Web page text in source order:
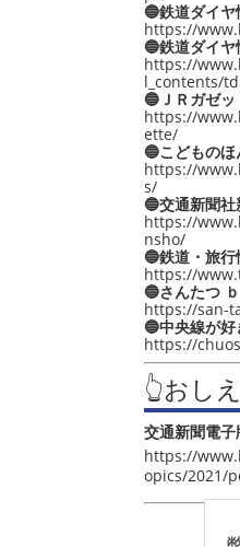
🔵鉄道ダイヤ
https://
🔵鉄道ダイヤ
https://
l_contents/
🔵ＪＲガゼッ
https://
ette/
🔵こどものほ
https://
s/
🔵交通新聞社
https://
nsho/
🔵鉄道・旅行
https://
🔵さんたつ
https://san-
🔵中央線が
https://
👆おし
交通新聞電
https://
opics/2021/